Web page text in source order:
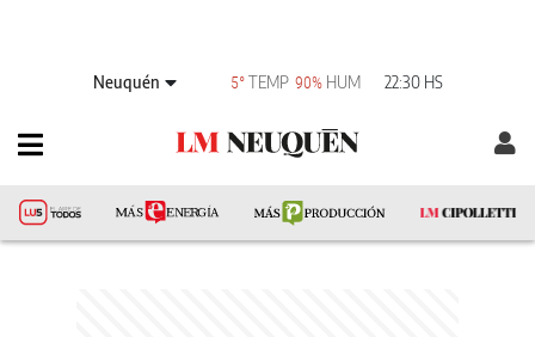
Neuquén 5° TEMP 90% HUM 22:30 HS